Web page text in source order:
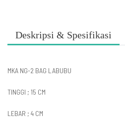
Deskripsi & Spesifikasi
MKA NG-2 BAG LABUBU
TINGGI ; 15 CM
LEBAR ; 4 CM